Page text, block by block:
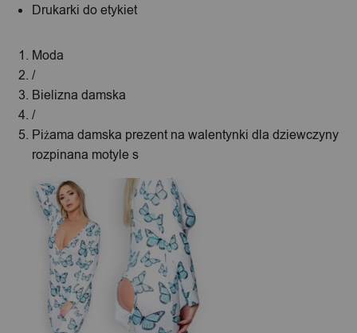
Drukarki do etykiet
Moda
/
Bielizna damska
/
Piżama damska prezent na walentynki dla dziewczyny
rozpinana motyle s